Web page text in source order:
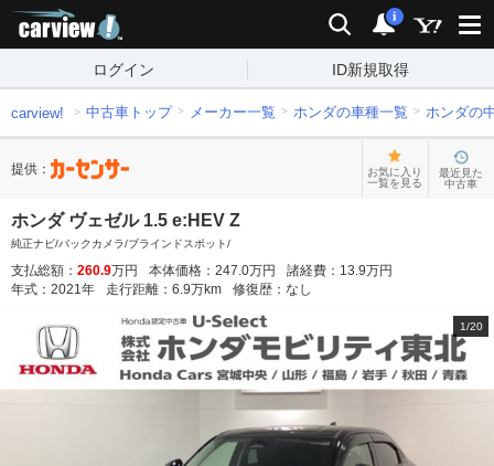
検索 通知
i
ログイン ID新規取得
carview! 中古車トップ メーカー一覧 ホンダの車種一覧 ホンダの
提供：
お気に入り
一覧を見る
最近見た
中古車
ホンダ ヴェゼル 1.5 e:HEV Z
純正ナビ/バックカメラ/ブラインドスポット/
支払総額： 260.9万円 本体価格： 247.0万円 諸経費： 13.9万円
年式： 2021年 走行距離： 6.9万km 修復歴： なし
1/20